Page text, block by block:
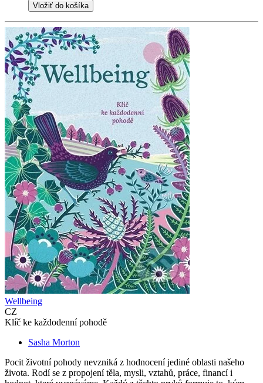
Vložiť do košíka
Wellbeing
CZ
Klíč ke každodenní pohodě
Sasha Morton
Pocit životní pohody nevzniká z hodnocení jediné oblasti našeho
života. Rodí se z propojení těla, mysli, vztahů, práce, financí i